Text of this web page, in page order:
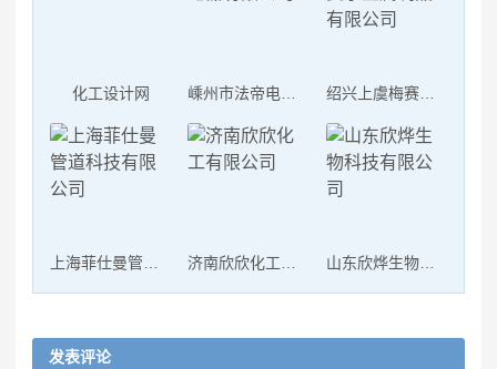
化工设计网 绍兴上虞梅赛尔金属制品有限公司
上海菲仕曼管道科技有限公司 济南欣欣化工有限公司 山东欣烨生物科技有限公司
发表评论